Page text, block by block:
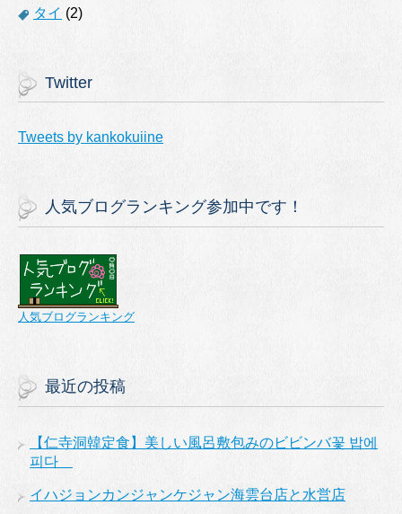
タイ (2)
Twitter
Tweets by kankokuiine
人気ブログランキング参加中です！
人気ブログランキング
最近の投稿
【仁寺洞韓定食】美しい風呂敷包みのビビンバ꽃 밥에
피다
イハジョンカンジャンケジャン海雲台店と水営店